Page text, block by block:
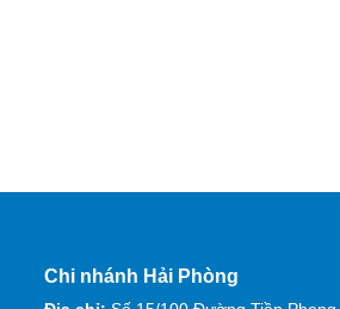
Chi nhánh Hải Phòng